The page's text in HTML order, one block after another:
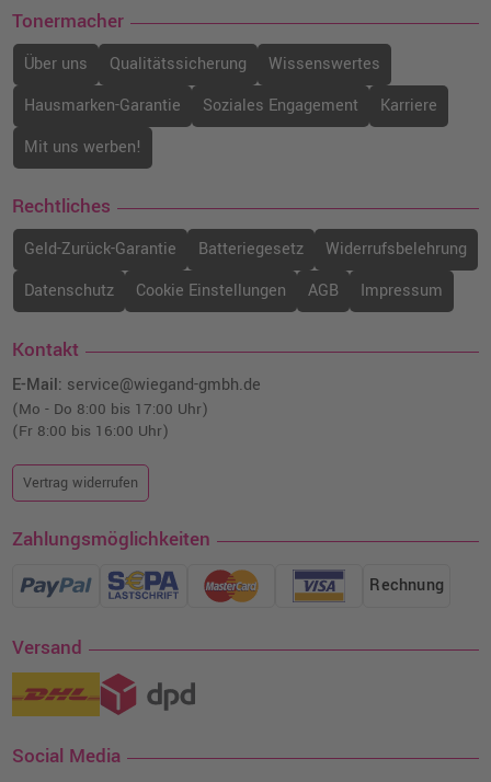
Tonermacher
Über uns Qualitätssicherung
Wissenswertes
Hausmarken-Garantie
Soziales Engagement
Karriere
Mit uns werben!
Rechtliches
Geld-Zurück-Garantie Batteriegesetz
Widerrufsbelehrung
Datenschutz
Cookie Einstellungen AGB Impressum
Kontakt
E-Mail: service@wiegand-gmbh.de
(Mo - Do 8:00 bis 17:00 Uhr)
(Fr 8:00 bis 16:00 Uhr)
Vertrag widerrufen
Zahlungsmöglichkeiten
Rechnung
Versand
Social Media